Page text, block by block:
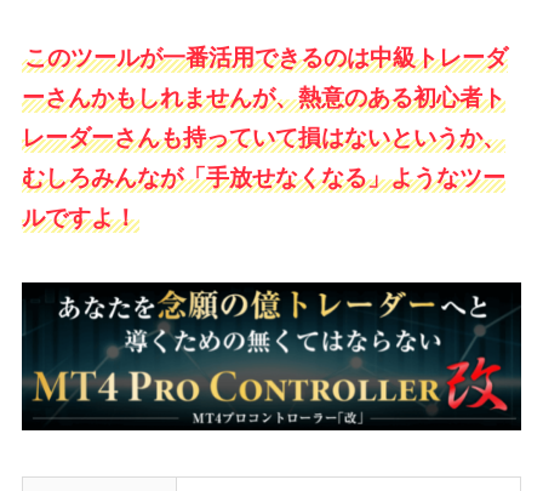
このツールが一番活用できるのは中級トレーダ
ーさんかもしれませんが、熱意のある初心者ト
レーダーさんも持っていて損はないというか、
むしろみんなが「手放せなくなる」ようなツー
ルですよ！